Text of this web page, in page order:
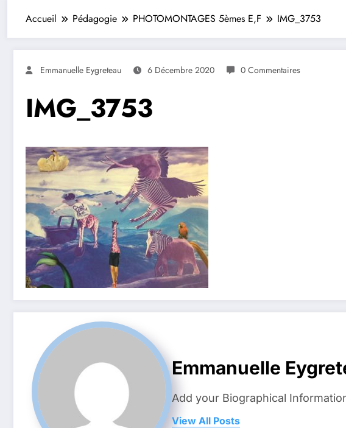
Accueil Pédagogie PHOTOMONTAGES 5èmes E,F IMG_3753
Emmanuelle Eygreteau 6 Décembre 2020 0 Commentaires
IMG_3753
Emmanuelle
Add your Biographical
View All Posts